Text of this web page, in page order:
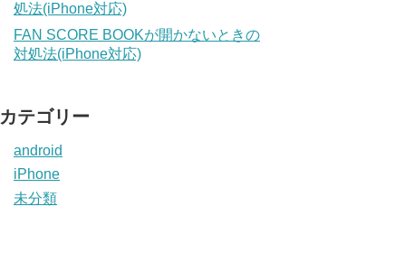
処法(iPhone対応)
FAN SCORE BOOKが開かないときの
対処法(iPhone対応)
カテゴリー
android
iPhone
未分類